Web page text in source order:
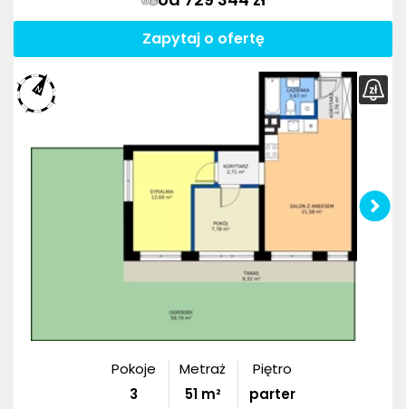
Zapytaj o ofertę
Pokoje
3
Metraż
51m²
Piętro
parter